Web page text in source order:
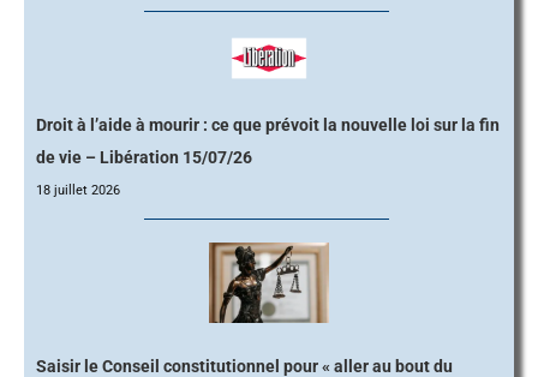
Droit à l’aide à mourir : ce que prévoit la nouvelle loi sur la fin
de vie – Libération 15/07/26
18 juillet 2026
Saisir le Conseil constitutionnel pour « aller au bout du